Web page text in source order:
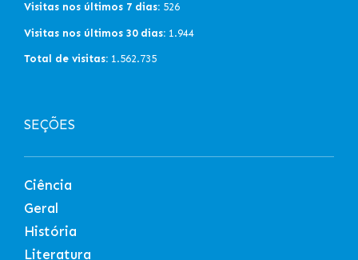
Visitas nos últimos 7 dias: 526
Visitas nos últimos 30 dias: 1.944
Total de visitas: 1.562.735
SEÇÕES
Ciência
Geral
História
Literatura